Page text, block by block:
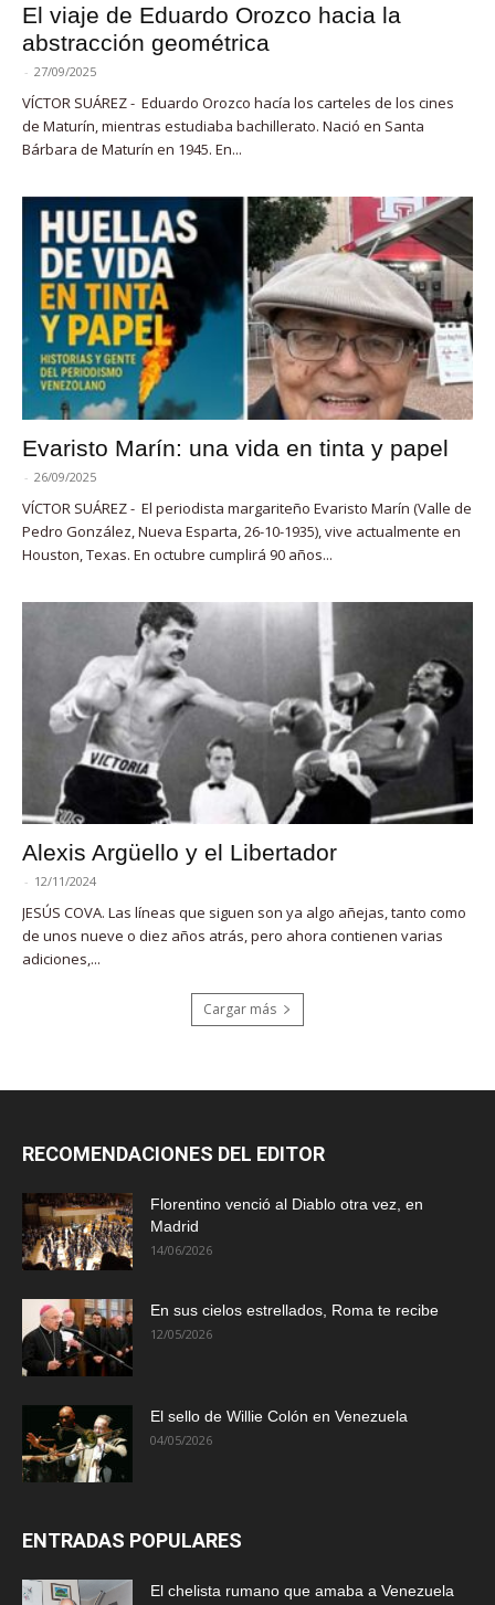
El viaje de Eduardo Orozco hacia la
abstracción geométrica
- 27/09/2025
VÍCTOR SUÁREZ - Eduardo Orozco hacía los carteles de los cines
de Maturín, mientras estudiaba bachillerato. Nació en Santa
Bárbara de Maturín en 1945. En...
Evaristo Marín: una vida en tinta y papel
- 26/09/2025
VÍCTOR SUÁREZ - El periodista margariteño Evaristo Marín (Valle de
Pedro González, Nueva Esparta, 26-10-1935), vive actualmente en
Houston, Texas. En octubre cumplirá 90 años...
Alexis Argüello y el Libertador
- 12/11/2024
JESÚS COVA. Las líneas que siguen son ya algo añejas, tanto como
de unos nueve o diez años atrás, pero ahora contienen varias
adiciones,...
Cargar más
RECOMENDACIONES DEL EDITOR
Florentino venció al Diablo otra vez, en
Madrid
14/06/2026
En sus cielos estrellados, Roma te recibe
12/05/2026
El sello de Willie Colón en Venezuela
04/05/2026
ENTRADAS POPULARES
El chelista rumano que amaba a Venezuela